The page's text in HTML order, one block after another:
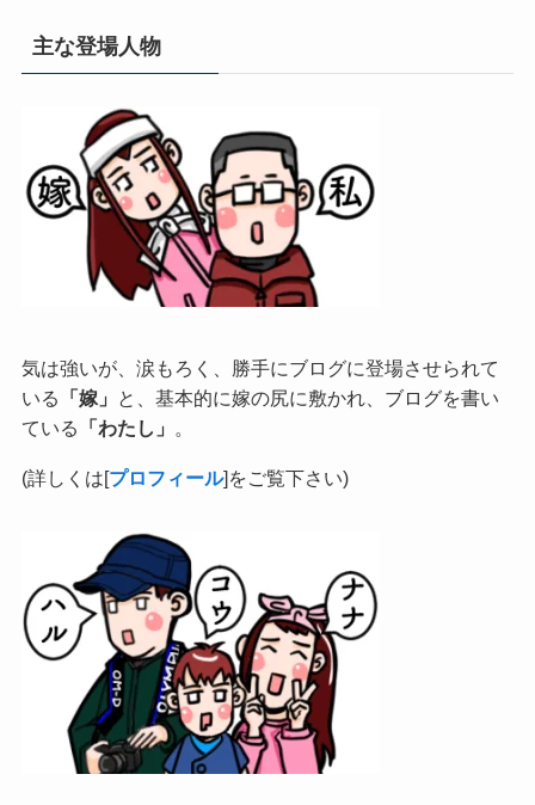
主な登場人物
気は強いが、涙もろく、勝手にブログに登場させられて
いる
「嫁」
と、基本的に嫁の尻に敷かれ、ブログを書い
ている
「わたし」 。
(詳しくは[プロフィール]をご覧下さい)